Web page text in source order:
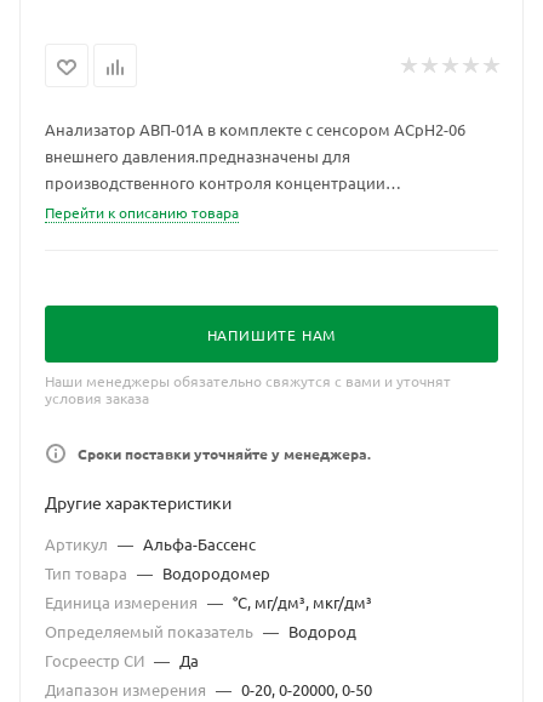
Анализатор АВП-01А в комплекте с сенсором АСрН2-06
внешнего давления.предназначены для
производственного контроля концентрации
растворенного водорода в мили- и микрограммовом
и атомной энергетики, в теплосетях и на промышленных
Перейти к описанию товара
НАПИШИТЕ НАМ
Наши менеджеры обязательно свяжутся с вами и уточнят
условия заказа
Сроки поставки уточняйте у менеджера.
Другие характеристики
Артикул — Альфа-Бассенс
Тип товара — Водородомер
Единица измерения — °С, мг/дм³, мкг/дм³
Определяемый показатель — Водород
Госреестр СИ — Да
Диапазон измерения — 0-20, 0-20000, 0-50